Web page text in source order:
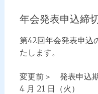
年会発表申込締
第42回年会発表申込
たします。
変更前＞ 発表申込
4 月 21 日（火）